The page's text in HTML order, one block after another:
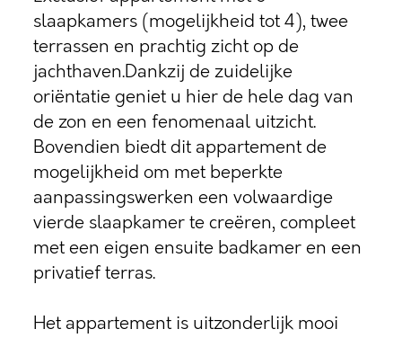
slaapkamers (mogelijkheid tot 4), twee
terrassen en prachtig zicht op de
jachthaven.Dankzij de zuidelijke
oriëntatie geniet u hier de hele dag van
de zon en een fenomenaal uitzicht.
Bovendien biedt dit appartement de
mogelijkheid om met beperkte
aanpassingswerken een volwaardige
vierde slaapkamer te creëren, compleet
met een eigen ensuite badkamer en een
privatief terras.
Het appartement is uitzonderlijk mooi